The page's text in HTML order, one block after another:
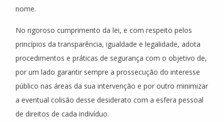
nome.
No rigoroso cumprimento da lei, e com respeito pelos
princípios da transparência, igualdade e legalidade, adota
procedimentos e práticas de segurança com o objetivo de,
por um lado garantir sempre a prossecução do interesse
público nas áreas da sua intervenção e por outro minimizar
a eventual colisão desse desiderato com a esfera pessoal
de direitos de cada indivíduo.